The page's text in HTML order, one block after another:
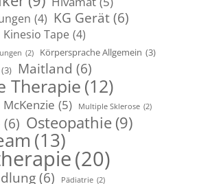
(4) KG Gerät (6)
Kinesio Tape (4)
(2) Körpersprache Allgemein (3)
(3) Maitland (6)
Therapie (12)
McKenzie (5) Multiple Sklerose (2)
(6) Osteopathie (9)
(13)
(20)
(6) Pädiatrie (2)